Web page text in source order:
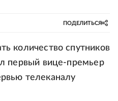
ПОДЕЛИТЬСЯ
количество спутников
первый вице-премьер
телеканалу